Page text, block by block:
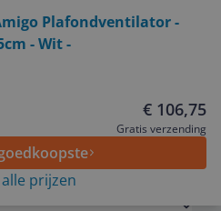
Plafondventilator -
- Wit -
€ 106,75
Gratis verzending
prijzen